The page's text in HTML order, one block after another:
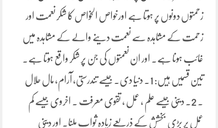
زحمتوں دونوں پر ہوتا ہے اورخواص الخواص کا شکر نعمت اور
زحمت کے مشاہدہ سے نعمت دینے والے کے مشاہدہ میں
غائب ہونا ہے۔ اور ان نعمتوں کی جن پر شکر واقع ہوتا ہے۔
تین قسمیں ہیں: 1۔ دنیا دی۔ جیسے تندرستی، آرام، مال حلال
۔ 2۔ دینی جیسے علم ، عمل ، تقوی معرفت ۔ اخروی جیسے کم
عمل پر بڑی بخشش کے ذریعے زیادہ ثواب ملنا۔ اور دینی